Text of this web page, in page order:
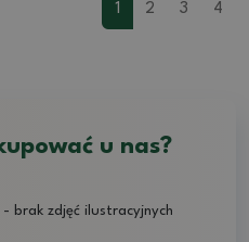
1 2 3 4
u nas?
brak zdjęć ilustracyjnych